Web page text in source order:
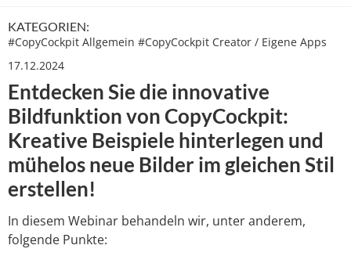
KATEGORIEN:
#CopyCockpit Allgemein #CopyCockpit Creator / Eigene Apps
17.12.2024
Entdecken Sie die innovative
Bildfunktion von CopyCockpit:
Kreative Beispiele hinterlegen und
mühelos neue Bilder im gleichen Stil
erstellen!
In diesem Webinar behandeln wir, unter anderem,
folgende Punkte: